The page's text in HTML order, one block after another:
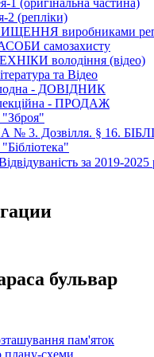
1 (оригінальна частина)
2 (репліки)
виробниками
самозахисту
володіння (відео)
та Відео
- ДОВІДНИК
- ПРОДАЖ
"Зброя"
3. Дозвілля. § 16.
за 2019-2025
бульвар
пам'яток
плану-схеми